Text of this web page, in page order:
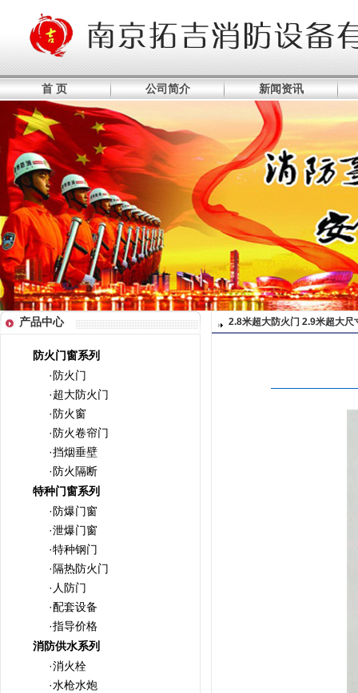
首 页 公司简介 新闻资讯
产品中心
防火门窗系列
·防火门
·超大防火门
·防火窗
·防火卷帘门
·挡烟垂壁
·防火隔断
特种门窗系列
·防爆门窗
·泄爆门窗
·特种钢门
·隔热防火门
·人防门
·配套设备
·指导价格
消防供水系列
·消火栓
·水枪水炮
2.8米超大防火门 2.9米超大